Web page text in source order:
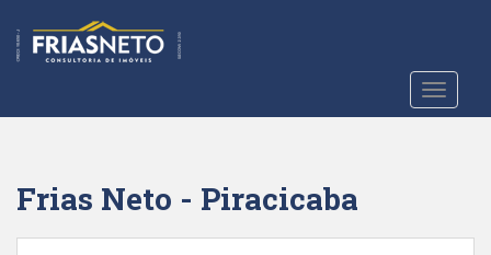
t
Frias Neto - Piracicaba